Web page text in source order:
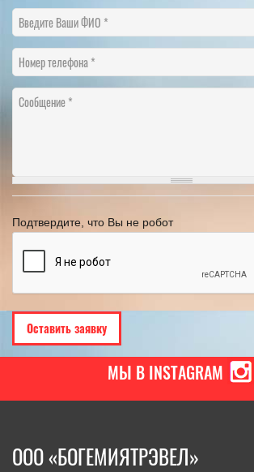
Введите Ваши ФИО
Номер телефона
Сообщение
Подтвердите, что Вы не робот
МЫ В INSTAGRAM
ООО «БОГЕМИЯТРЭВЕЛ»